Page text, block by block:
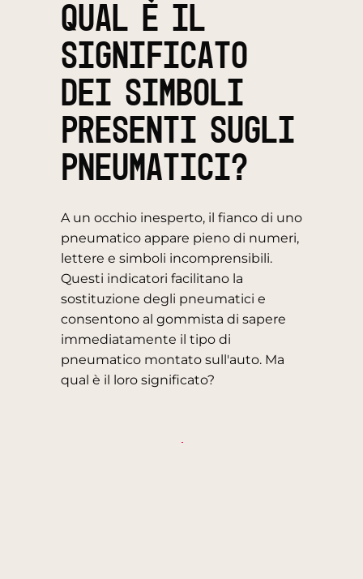
QUAL È IL
SIGNIFICATO
DEI SIMBOLI
PRESENTI SUGLI
PNEUMATICI?
A un occhio inesperto, il fianco di uno
pneumatico appare pieno di numeri,
lettere e simboli incomprensibili.
Questi indicatori facilitano la
sostituzione degli pneumatici e
consentono al gommista di sapere
immediatamente il tipo di
pneumatico montato sull'auto. Ma
qual è il loro significato?